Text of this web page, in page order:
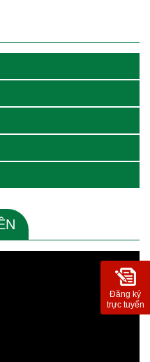
Đăng ký
trực tuyến